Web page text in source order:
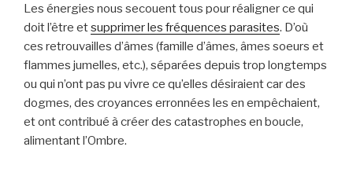
Les énergies nous secouent tous pour réaligner ce qui
doit l’être etsupprimer les fréquences parasites. D’où
ces retrouvailles d’âmes (famille d’âmes, âmes soeurs et
flammes jumelles, etc.), séparées depuis trop longtemps
ou qui n’ont pas pu vivre ce qu’elles désiraient car des
dogmes, des croyances erronnées les en empêchaient,
et ont contribué à créer des catastrophes en boucle,
alimentant l’Ombre.